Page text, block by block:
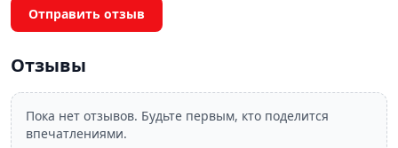
Отправить отзыв
Отзывы
Пока нет отзывов. Будьте первым, кто поделится
впечатлениями.